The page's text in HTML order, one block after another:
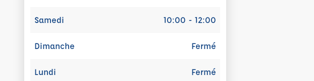
Samedi 10:00 - 12:00
Dimanche Fermé
Lundi Fermé